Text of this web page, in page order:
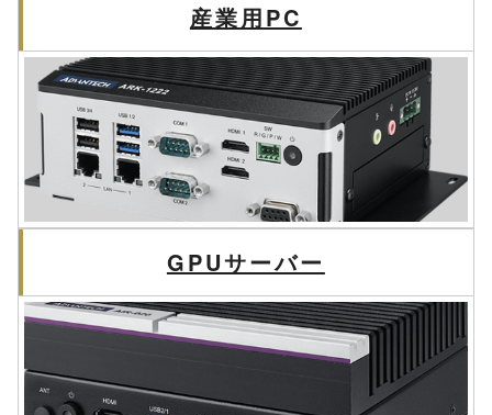
産業用PC
GPUサーバー